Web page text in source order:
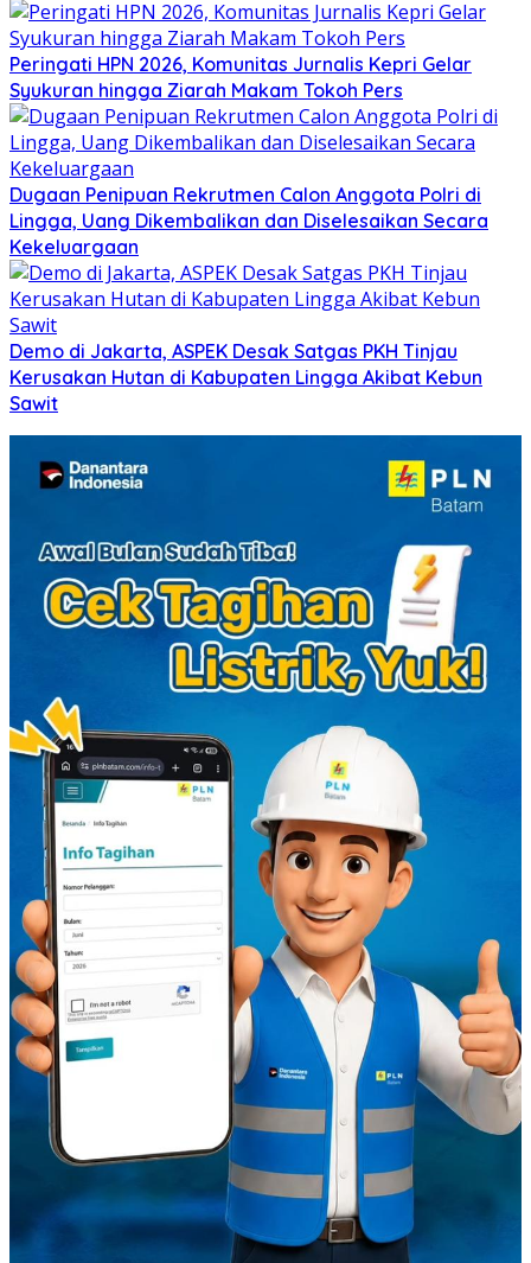
Peringati HPN 2026, Komunitas Jurnalis Kepri Gelar
Syukuran hingga Ziarah Makam Tokoh Pers
Dugaan Penipuan Rekrutmen Calon Anggota Polri di
Lingga, Uang Dikembalikan dan Diselesaikan Secara
Kekeluargaan
Demo di Jakarta, ASPEK Desak Satgas PKH Tinjau
Kerusakan Hutan di Kabupaten Lingga Akibat Kebun
Sawit